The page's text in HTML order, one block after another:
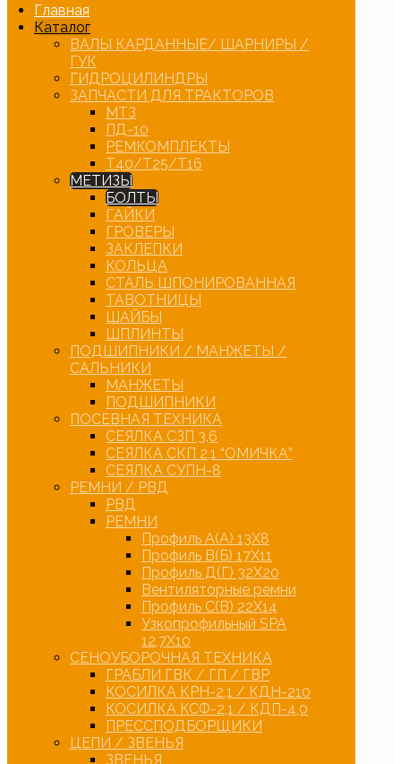
Главная
Каталог
ВАЛЫ КАРДАННЫЕ/ ШАРНИРЫ /
ГУК
ГИДРОЦИЛИНДРЫ
ЗАПЧАСТИ ДЛЯ ТРАКТОРОВ
МТЗ
ПД-10
РЕМКОМПЛЕКТЫ
Т40/Т25/Т16
МЕТИЗЫ
БОЛТЫ
ГАЙКИ
ГРОВЕРЫ
ЗАКЛЕПКИ
КОЛЬЦА
СТАЛЬ ШПОНИРОВАННАЯ
ТАВОТНИЦЫ
ШАЙБЫ
ШПЛИНТЫ
ПОДШИПНИКИ / МАНЖЕТЫ /
САЛЬНИКИ
МАНЖЕТЫ
ПОДШИПНИКИ
ПОСЕВНАЯ ТЕХНИКА
СЕЯЛКА СЗП 3,6
СЕЯЛКА СКП 2,1 “ОМИЧКА”
СЕЯЛКА СУПН-8
РЕМНИ / РВД
РВД
РЕМНИ
Профиль А(А) 13Х8
Профиль В(Б) 17Х11
Профиль Д(Г) 32Х20
Вентиляторные ремни
Профиль С(В) 22Х14
Узкопрофильный SPA
12,7Х10
СЕНОУБОРОЧНАЯ ТЕХНИКА
ГРАБЛИ ГВК / ГП / ГВР
КОСИЛКА КРН-2,1 / КДН-210
КОСИЛКА КСФ-2,1 / КДП-4,0
ПРЕССПОДБОРЩИКИ
ЦЕПИ / ЗВЕНЬЯ
ЗВЕНЬЯ